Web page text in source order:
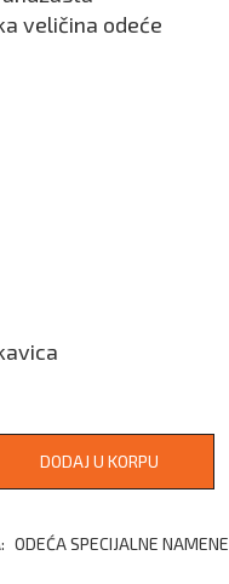
veličina odeće
ODEĆA SPECIJALNE NAMENE